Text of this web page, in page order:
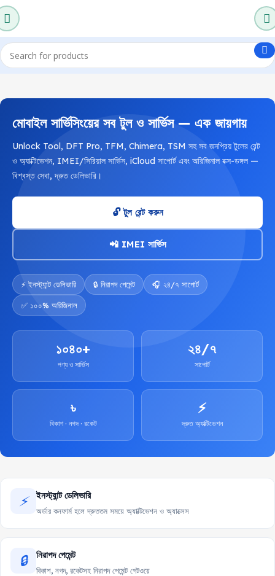
মোবাইল সার্ভিসিংয়ের সব টুল ও সার্ভিস — এক জায়গায়
Unlock Tool, DFT Pro, TFM, Chimera, TSM সহ সব জনপ্রিয় টুলের রেন্ট
ও অ্যাক্টিভেশন, IMEI/সিরিয়াল সার্ভিস, iCloud সাপোর্ট এবং অরিজিনাল বক্স-ডঙ্গল —
বিশ্বস্ত সেবা, দ্রুত ডেলিভারি।
🔓 টুল রেন্ট করুন
📲 IMEI সার্ভিস
⚡ ইনস্ট্যান্ট ডেলিভারি 🔒 নিরাপদ পেমেন্ট 🎧 ২৪/৭ সাপোর্ট
✅ ১০০% অরিজিনাল
১০৪০+
পণ্য ও সার্ভিস
২৪/৭
সাপোর্ট
৳
বিকাশ · নগদ · রকেট
⚡
দ্রুত অ্যাক্টিভেশন
⚡ ইনস্ট্যান্ট ডেলিভারি
অর্ডার কনফার্ম হলে দ্রুততম সময়ে অ্যাক্টিভেশন ও অ্যাক্সেস
🔒 নিরাপদ পেমেন্ট
বিকাশ, নগদ, রকেটসহ নিরাপদ পেমেন্ট গেটওয়ে